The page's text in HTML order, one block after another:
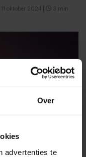
Over
advertenties te
11 oktober 2024 3 min